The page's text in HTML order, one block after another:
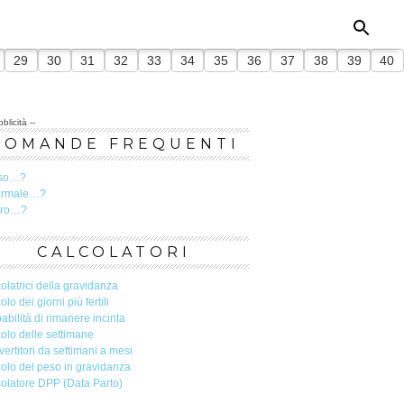
29 30 31 32 33 34 35 36 37 38 39 40
--
FREQUENTI
CALCOLATORI
della gravidanza
dei giorni più fertili
di rimanere incinta
delle settimane
da settimani a mesi
del peso in gravidanza
DPP (Data Parto)